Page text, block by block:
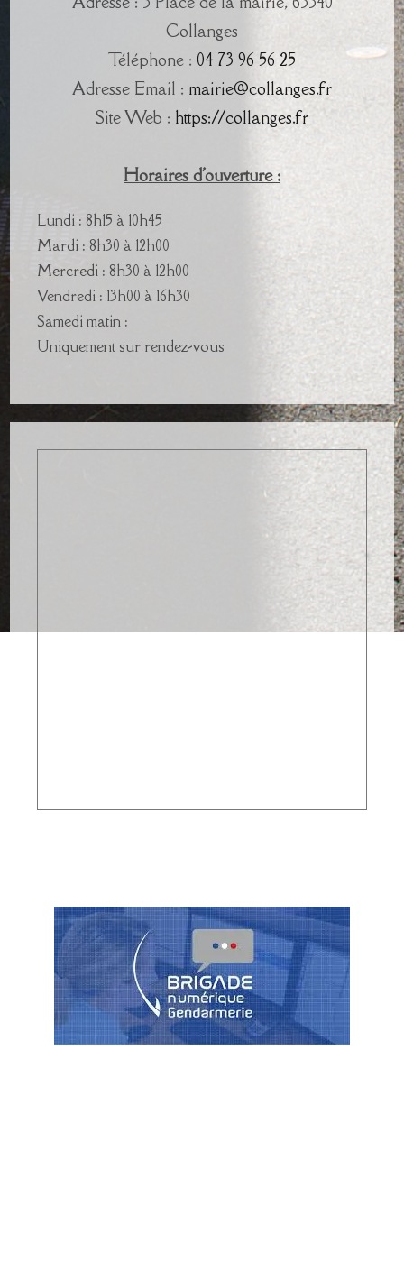
Collanges
Téléphone : 04 73 96 56 25
Adresse Email : mairie@collanges.fr
Site Web : https://collanges.fr
Horaires d'ouverture :
Lundi : 8h15 à 10h45
Mardi : 8h30 à 12h00
Mercredi : 8h30 à 12h00
Vendredi : 13h00 à 16h30
Samedi matin :
Uniquement sur rendez-vous